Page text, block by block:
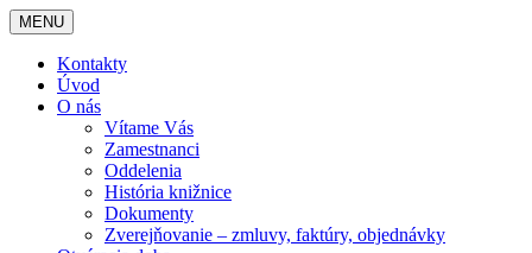
MENU
Kontakty
Úvod
O nás
Vítame Vás
Zamestnanci
Oddelenia
História knižnice
Dokumenty
Zverejňovanie – zmluvy, faktúry, objednávky